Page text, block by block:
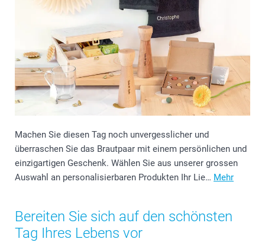
Machen Sie diesen Tag noch unvergesslicher und
überraschen Sie das Brautpaar mit einem persönlichen und
einzigartigen Geschenk. Wählen Sie aus unserer grossen
Auswahl an personalisierbaren Produkten Ihr Lie… Mehr
Bereiten Sie sich auf den schönsten
Tag Ihres Lebens vor